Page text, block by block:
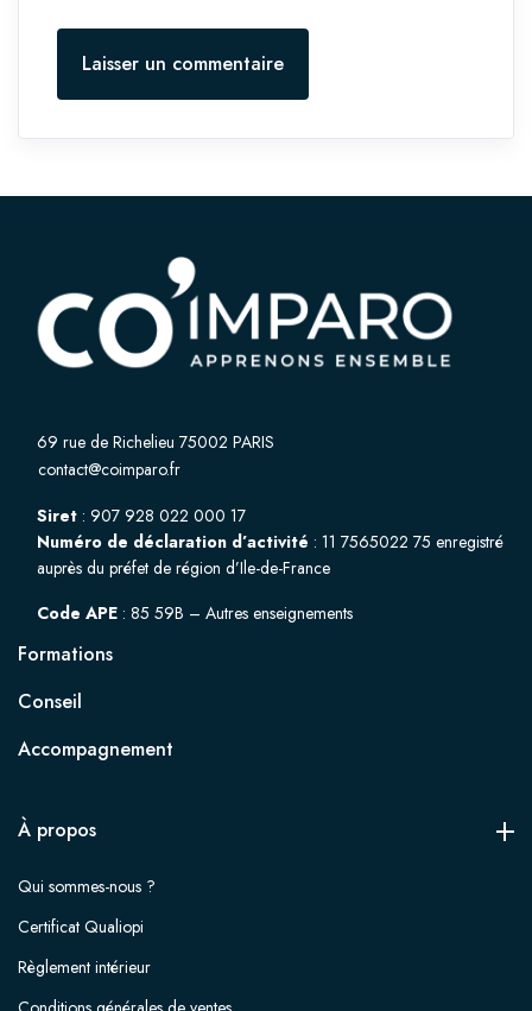
Laisser un commentaire
69 rue de Richelieu 75002 PARIS
contact@coimparo.fr
Siret : 907 928 022 000 17
Numéro de déclaration d’activité : 11 7565022 75 enregistré
auprès du préfet de région d’Ile-de-France
Code APE : 85 59B – Autres enseignements
Formations
Conseil
Accompagnement
À propos
Qui sommes-nous ?
Certificat Qualiopi
Règlement intérieur